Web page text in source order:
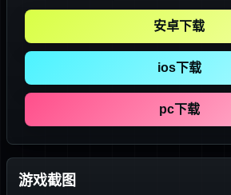
安卓下载
ios下载
pc下载
游戏截图